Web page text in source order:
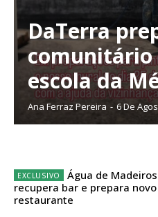
Planos de
Faça-se assinante do Região de
DaTerra
escola da
Ana Ferraz Pereira - 6 De
Água de Madeiros
recupera bar e prepara novo
restaurante